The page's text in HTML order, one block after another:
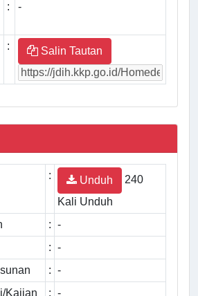
: -
: Salin Tautan
: Unduh
240
Kali Unduh
: -
: -
: -
Kajian
: -